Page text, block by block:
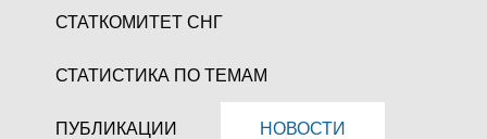
СТАТКОМИТЕТ СНГ
СТАТИСТИКА ПО ТЕМАМ
ПУБЛИКАЦИИ НОВОСТИ